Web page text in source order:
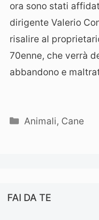
ora sono stati
dirigente Valerio
risalire al
70enne, che verrà
abbandono e
Categorie
Animali, Cane
FAI DA TE